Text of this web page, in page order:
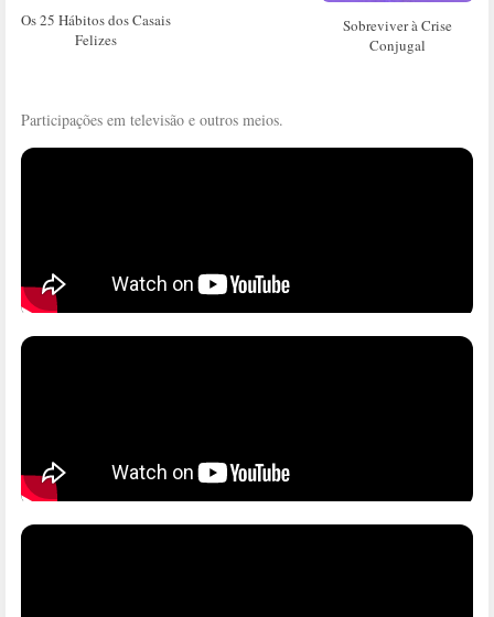
Os 25 Hábitos dos Casais
Felizes
Sobreviver à Crise
Conjugal
Participações em televisão e outros meios.